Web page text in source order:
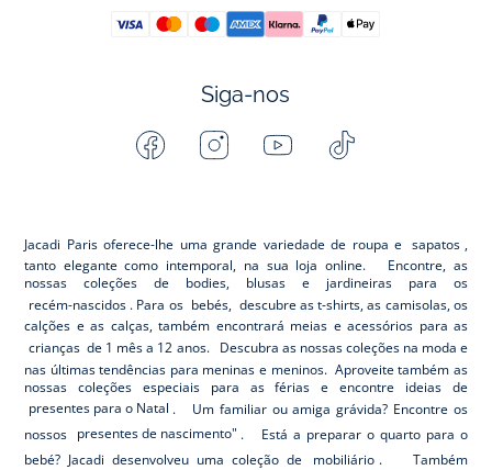
Siga-nos
FacebookInstagramYoutube
Jacadi Paris oferece-lhe uma grande variedade de roupa e sapatos ,
tanto elegante como intemporal, na sua loja online. Encontre, as
nossas coleções de bodies, blusas e jardineiras para os
recém-nascidos . Para os bebés, descubre as t-shirts, as camisolas, os
calções e as calças, também encontrará meias e acessórios para as
crianças de 1 mês a 12 anos. Descubra as nossas coleções na moda e
nas últimas tendências para meninas e meninos. Aproveite também as
nossas coleções especiais para as férias e encontre ideias de
presentes para o Natal . Um familiar ou amiga grávida? Encontre os
nossos presentes de nascimento" . Está a preparar o quarto para o
bebé? Jacadi desenvolveu uma coleção de
mobiliário . Também